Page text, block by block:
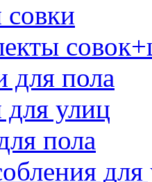
для пола
улиц
пола